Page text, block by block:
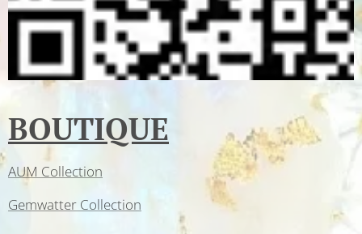
BOUTIQUE
AUM Collection
Gemwatter Collection